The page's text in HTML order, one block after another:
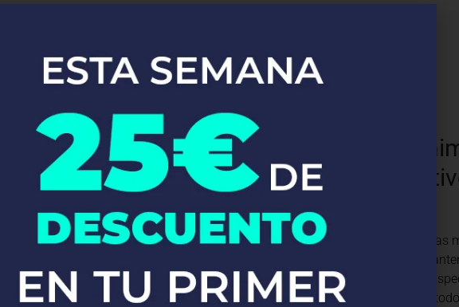
Nuestros Servicios
Instalaciones de
Fontanería en Toro
Desde la instalación de grifos y fregaderos
nuestros expertos se encargan de todo con
precisión y profesionalismo.
Evita problemas
servicio de
Realizamos
asegurar que